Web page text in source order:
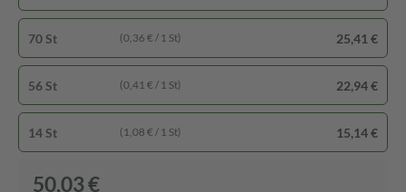
70 St (0,36 € / 1 St) 25,41 €
56 St (0,41 € / 1 St) 22,94 €
14 St (1,08 € / 1 St) 15,14 €
50,03 €